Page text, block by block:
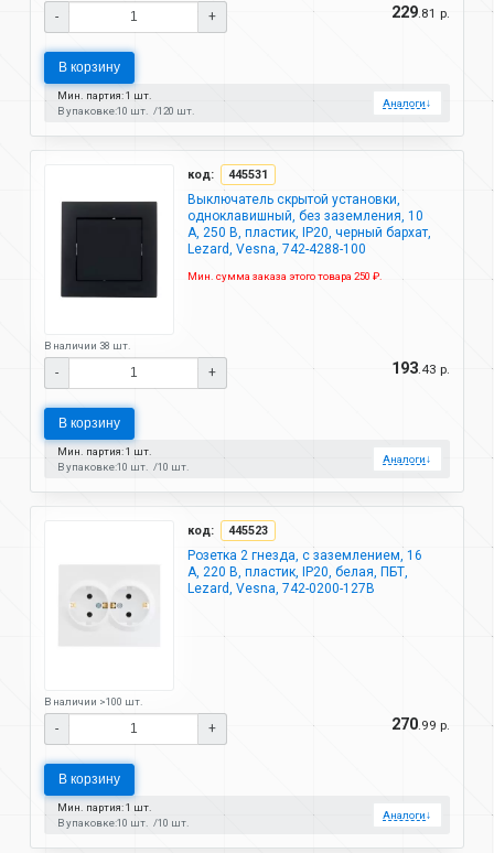
- + 229.81 р.
В корзину
Мин. партия: 1 шт.
В упаковке:10 шт. 120 шт.
Аналоги↓
код: 445531
Выключатель скрытой установки,
одноклавишный, без заземления, 10
А, 250 В, пластик, IP20, черный бархат,
Lezard, Vesna, 742-4288-100
Мин. сумма заказа этого товара 250 ₽.
В наличии 38 шт.
- + 193.43 р.
В корзину
Мин. партия: 1 шт.
В упаковке:10 шт. 10 шт.
Аналоги↓
код: 445523
Розетка 2 гнезда, с заземлением, 16
А, 220 В, пластик, IP20, белая, ПБТ,
Lezard, Vesna, 742-0200-127B
В наличии >100 шт.
- + 270.99 р.
В корзину
Мин. партия: 1 шт.
В упаковке:10 шт. 10 шт.
Аналоги↓